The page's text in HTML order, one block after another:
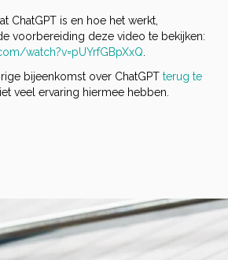
ChatGPT is en hoe het werkt,
voorbereiding deze video te bekijken:
watch?v=pUYrfGBpXxQ
bijeenkomst over ChatGPT terug te
veel ervaring hiermee hebben.